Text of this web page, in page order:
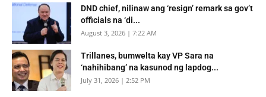
DND chief, nilinaw ang ‘resign’ remark sa gov’t
officials na ‘di...
August 3, 2026 | 7:22 AM
Trillanes, bumwelta kay VP Sara na
‘nahihibang’ na kasunod ng lapdog...
July 31, 2026 | 2:52 PM